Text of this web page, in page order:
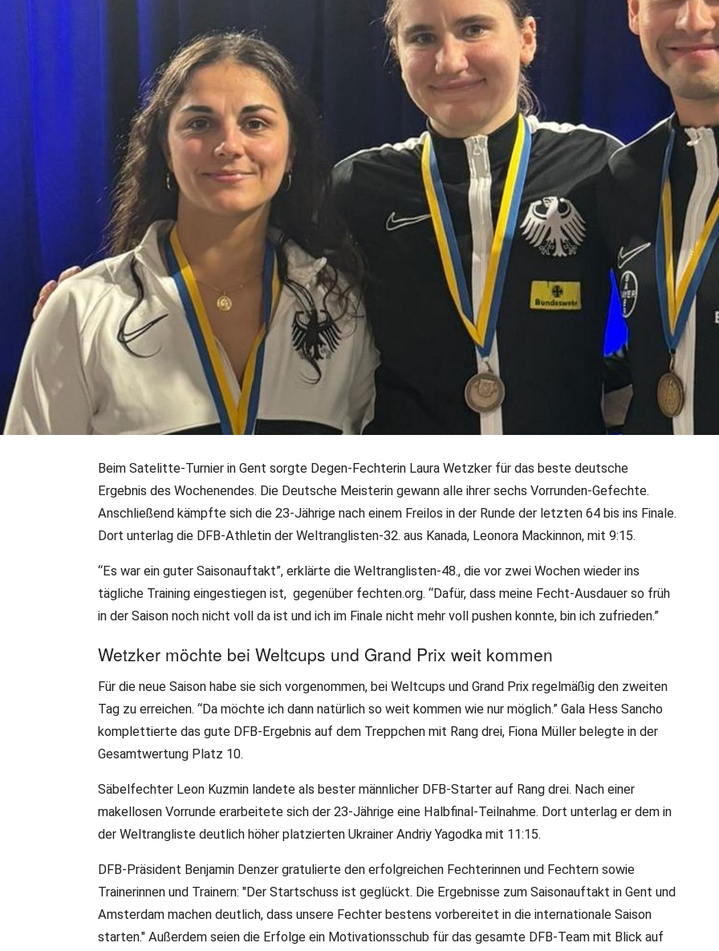
JS/DFB-PR• DFB-Team
Nach Podestplätzen in Gent: Wetzker und
ordnen Saisonauftakt ein
Laura Katalin Wetzker, Gala Sancho Hess und Leon Kuzmin haben mit Podestplätzen bei den 27. "Flemish
Open", einem Satellite-Turnier im belgische Gent, für einen gelungenen Saisonauftakt 2025/26 gesorgt.
fechten.org hat nach Ende der Wettkämpfe mit den Protagonisten gesprochen.
Beim Satelitte-Turnier in Gent sorgte Degen-Fechterin Laura Wetzker für das beste deutsche
Ergebnis des Wochenendes. Die Deutsche Meisterin gewann alle ihrer sechs Vorrunden-Gefechte.
Anschließend kämpfte sich die 23-Jährige nach einem Freilos in der Runde der letzten 64 bis ins Finale.
Dort unterlag die DFB-Athletin der Weltranglisten-32. aus Kanada, Leonora Mackinnon, mit 9:15.
“Es war ein guter Saisonauftakt”, erklärte die Weltranglisten-48., die vor zwei Wochen wieder ins
tägliche Training eingestiegen ist, gegenüber fechten.org. “Dafür, dass meine Fecht-Ausdauer so früh
in der Saison noch nicht voll da ist und ich im Finale nicht mehr voll pushen konnte, bin ich zufrieden.”
Wetzker möchte bei Weltcups und Grand Prix weit kommen
Für die neue Saison habe sie sich vorgenommen, bei Weltcups und Grand Prix regelmäßig den zweiten
Tag zu erreichen. “Da möchte ich dann natürlich so weit kommen wie nur möglich.” Gala Hess Sancho
komplettierte das gute DFB-Ergebnis auf dem Treppchen mit Rang drei, Fiona Müller belegte in der
Gesamtwertung Platz 10.
Säbelfechter Leon Kuzmin landete als bester männlicher DFB-Starter auf Rang drei. Nach einer
makellosen Vorrunde erarbeitete sich der 23-Jährige eine Halbfinal-Teilnahme. Dort unterlag er dem in
der Weltrangliste deutlich höher platzierten Ukrainer Andriy Yagodka mit 11:15.
DFB-Präsident Benjamin Denzer gratulierte den erfolgreichen Fechterinnen und Fechtern sowie
Trainerinnen und Trainern: "Der Startschuss ist geglückt. Die Ergebnisse zum Saisonauftakt in Gent und
Amsterdam machen deutlich, dass unsere Fechter bestens vorbereitet in die internationale Saison
starten." Außerdem seien die Erfolge ein Motivationsschub für das gesamte DFB-Team mit Blick auf